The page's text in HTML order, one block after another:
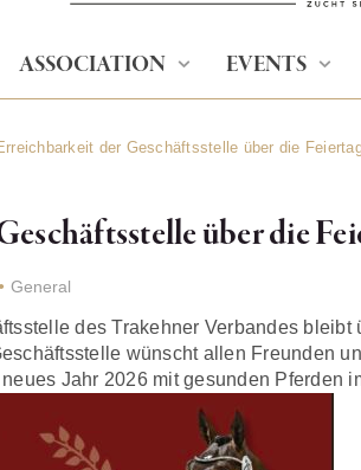
ASSOCIATION EVENTS
der Geschäftsstelle über die
über die
General
des Trakehner Verbandes
wünscht allen Freunden
Jahr 2026 mit gesunden Pferden